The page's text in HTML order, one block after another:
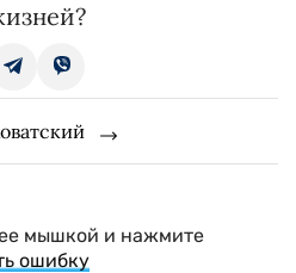
мышкой и нажмите
ошибку